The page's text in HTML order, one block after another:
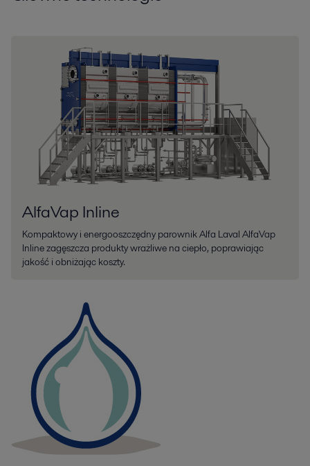
AlfaVap Inline
Kompaktowy i energooszczędny parownik Alfa Laval AlfaVap
Inline zagęszcza produkty wrażliwe na ciepło, poprawiając
jakość i obniżając koszty.